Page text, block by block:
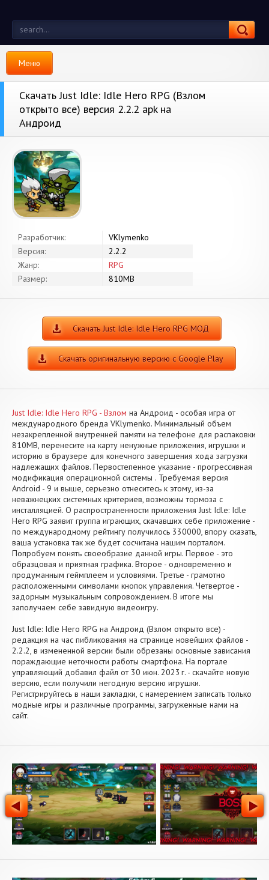
Меню
Скачать Just Idle: Idle Hero RPG (Взлом
открыто все) версия 2.2.2 apk на
Андроид
Разработчик:
VKlymenko
Версия:
2.2.2
Жанр:
RPG
Размер:
810MB
Скачать Just Idle: Idle Hero RPG МОД
Скачать оригинальную версию с Google Play
Just Idle: Idle Hero RPG - Взлом на Андроид - особая игра от
международного бренда VKlymenko. Минимальный объем
незакрепленной внутренней памяти на телефоне для распаковки
810MB, перенесите на карту ненужные приложения, игрушки и
историю в браузере для конечного завершения хода загрузки
надлежащих файлов. Первостепенное указание - прогрессивная
модификация операционной системы . Требуемая версия
Android - 9 и выше, серьезно отнеситесь к этому, из-за
неважнецких системных критериев, возможны тормоза с
инсталляцией. О распространенности приложения Just Idle: Idle
Hero RPG заявит группа играющих, скачавших себе приложение -
по международному рейтингу получилось 330000, впору сказать,
ваша установка так же будет сосчитана нашим порталом.
Попробуем понять своеобразие данной игры. Первое - это
образцовая и приятная графика. Второе - одновременно и
продуманным геймплеем и условиями. Третье - грамотно
расположенными символами кнопок управления. Четвертое -
задорным музыкальным сопровождением. В итоге мы
заполучаем себе завидную видеоигру.
Just Idle: Idle Hero RPG на Андроид (Взлом открыто все) -
редакция на час пибликования на странице новейших файлов -
2.2.2, в измененной версии были обрезаны основные зависания
пораждающие неточности работы смартфона. На портале
управляющий добавил файл от 30 июн. 2023 г. - скачайте новую
версию, если получили негодную версию игрушки.
Регистрируйтесь в наши закладки, с намерением записать только
модные игры и различные программы, загруженные нами на
сайт.